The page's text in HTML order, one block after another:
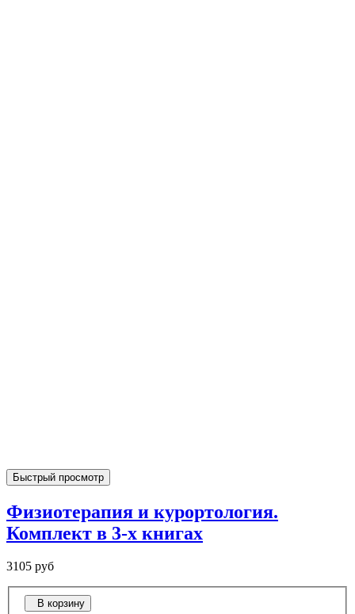
Быстрый просмотр
Физиотерапия и курортология.
Комплект в 3-х книгах
3105 руб
В корзину